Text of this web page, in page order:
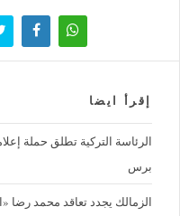
إقرأ ايضا
الرئاسة التركية تطلق حملة
برس
الزمالك يجدد تعاقد محمد رضا